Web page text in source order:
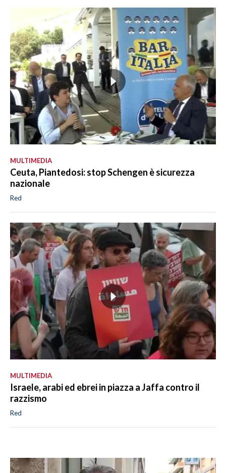
MULTIMEDIA
Ceuta, Piantedosi: stop Schengen è sicurezza
nazionale
Red
MULTIMEDIA
Israele, arabi ed ebrei in piazza a Jaffa contro il
razzismo
Red